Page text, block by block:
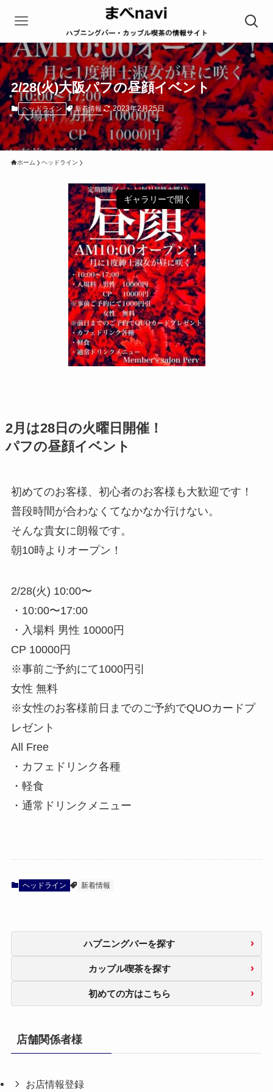
2/28(火)大阪パフの昼顔イベント
ヘッドライン 新着情報 2023年2月25日
ホーム ヘッドライン
ギャラリーで開く
2月は28日の火曜日開催！
パフの昼顔イベント
初めてのお客様、初心者のお客様も大歓迎です！
普段時間が合わなくてなかなか行けない。
そんな貴女に朗報です。
朝10時よりオープン！
2/28(火) 10:00〜
・10:00〜17:00
・入場料 男性 10000円
CP 10000円
※事前ご予約にて1000円引
女性 無料
※女性のお客様前日までのご予約でQUOカードプ
レゼント
All Free
・カフェドリンク各種
・軽食
・通常ドリンクメニュー
ヘッドライン 新着情報
ハプニングバーを探す
カップル喫茶を探す
初めての方はこちら
店舗関係者様
お店情報登録